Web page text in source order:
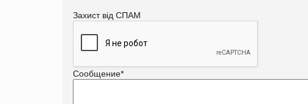
Захист від СПАМ
Сообщение*